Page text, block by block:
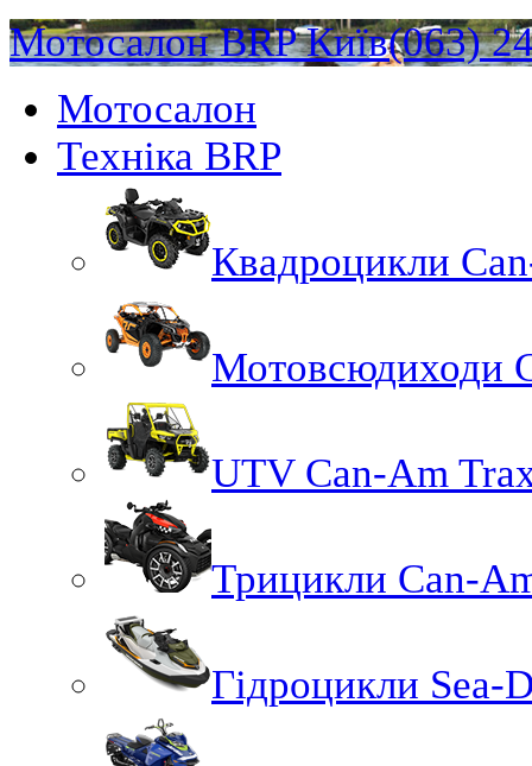
Мотосалон BRP Київ(063)
Мотосалон
Техніка BRP
Квадроцикли
Мотовсюдиходи
UTV Can-Am
Трицикли Can-
Гідроцикли Sea-